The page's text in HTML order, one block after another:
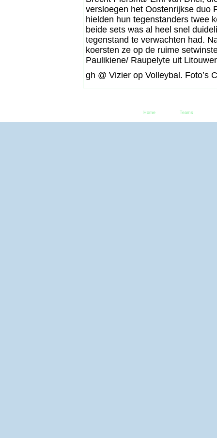
versloegen het Oostenrijkse duo
hielden hun tegenstanders twee
beide sets was al heel snel
tegenstand te verwachten had.
koersten ze op de ruime
Paulikiene/ Raupelyte uit
gh @ Vizier op Volleybal. Foto’s
Home Teams